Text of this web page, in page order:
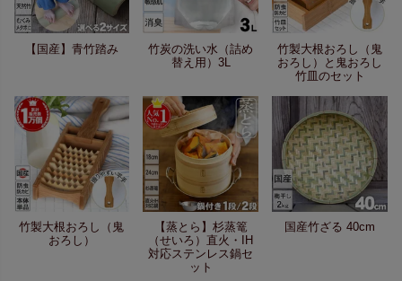
【国産】青竹踏み
竹炭の洗い水（詰め
替え用）3L
竹製大根おろし（鬼
おろし）と鬼おろし
竹皿のセット
竹製大根おろし（鬼
おろし）
【蒸とら】杉蒸篭
（せいろ）直火・IH
対応ステンレス鍋セ
ット
国産竹ざる 40cm